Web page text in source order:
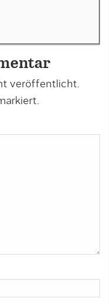
veröffentlicht.